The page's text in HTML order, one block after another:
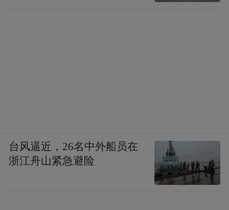
台风逼近，26名中外船员在
浙江舟山紧急避险